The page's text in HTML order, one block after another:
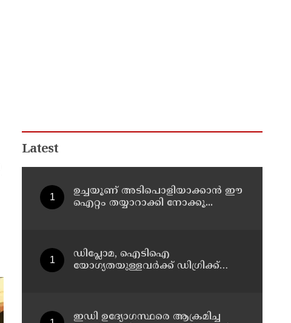
Latest
ഉച്ചയൂണ് അടിപൊളിയാക്കാൻ ഈ
ഐറ്റം തയ്യാറാക്കി നോക്കൂ...
ഡിപ്ലോമ, ഐടിഐ
യോഗ്യതയുള്ളവര്‍ക്ക് ഡിഗ്രിക്ക്
പുറത്തിറക്കി ഉന്നത വിദ്യാഭ്യാസ
ഇഡി ഉദ്യോഗസ്ഥരെ ആക്രമിച്ച